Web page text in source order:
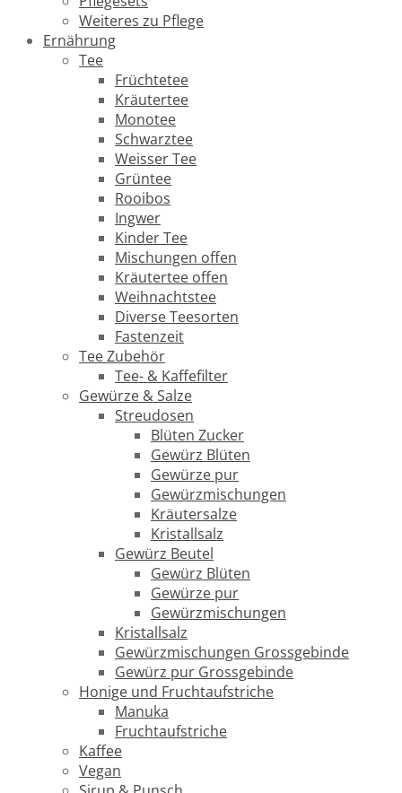
Weiteres zu Pflege
Ernährung
Tee
Früchtetee
Kräutertee
Monotee
Schwarztee
Weisser Tee
Grüntee
Rooibos
Ingwer
Kinder Tee
Mischungen offen
Kräutertee offen
Weihnachtstee
Diverse Teesorten
Fastenzeit
Tee Zubehör
Tee- & Kaffefilter
Gewürze & Salze
Streudosen
Blüten Zucker
Gewürz Blüten
Gewürze pur
Gewürzmischungen
Kräutersalze
Kristallsalz
Gewürz Beutel
Gewürz Blüten
Gewürze pur
Gewürzmischungen
Kristallsalz
Gewürzmischungen Grossgebinde
Gewürz pur Grossgebinde
Honige und Fruchtaufstriche
Manuka
Fruchtaufstriche
Kaffee
Vegan